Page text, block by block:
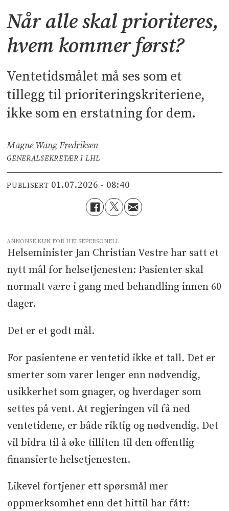
Når alle skal prioriteres,
hvem kommer først?
Ventetidsmålet må ses som et
tillegg til prioriteringskriteriene,
ikke som en erstatning for dem.
Magne Wang Fredriksen
GENERALSEKRETÆR I LHL
PUBLISERT 01.07.2026 - 08:40
ANNONSE KUN FOR HELSEPERSONELL
Helseminister Jan Christian Vestre har satt et
nytt mål for helsetjenesten: Pasienter skal
normalt være i gang med behandling innen 60
dager.
Det er et godt mål.
For pasientene er ventetid ikke et tall. Det er
smerter som varer lenger enn nødvendig,
usikkerhet som gnager, og hverdager som
settes på vent. At regjeringen vil få ned
ventetidene, er både riktig og nødvendig. Det
vil bidra til å øke tilliten til den offentlig
finansierte helsetjenesten.
Likevel fortjener ett spørsmål mer
oppmerksomhet enn det hittil har fått: